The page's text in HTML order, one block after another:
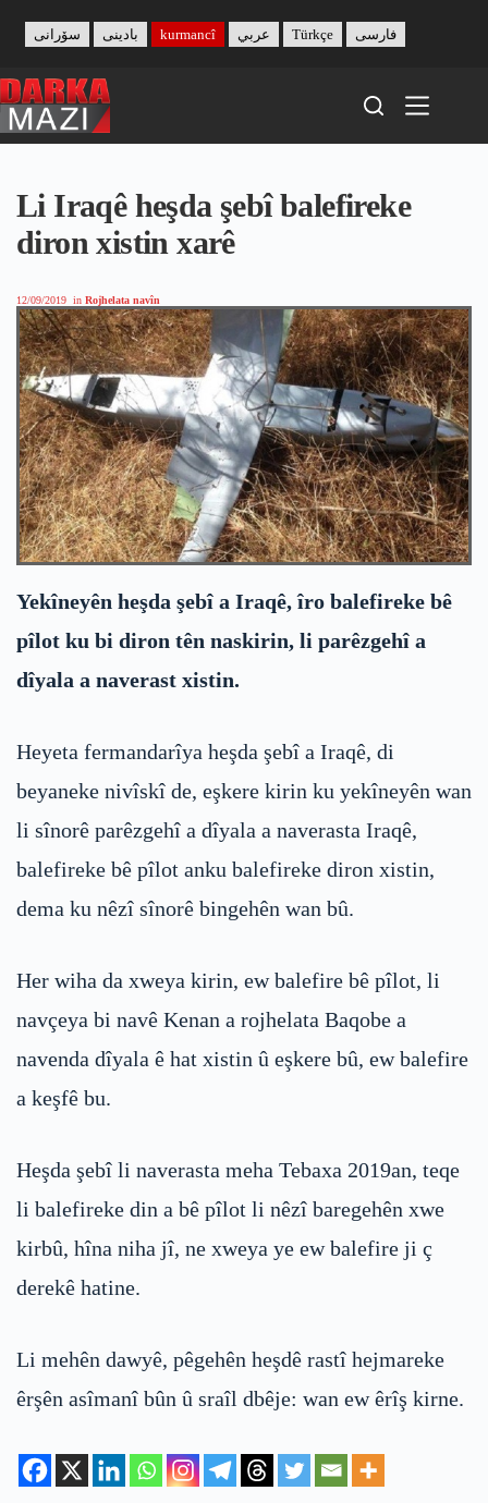
content
بادینی سۆرانی kurmancî عربي Türkçe فارسی
Li Iraqê heşda şebî balefireke
diron xistin xarê
12/09/2019 in Rojhelata navîn
Yekîneyên heşda şebî a Iraqê, îro balefireke bê
pîlot ku bi diron tên naskirin, li parêzgehî a
dîyala a naverast xistin.
Heyeta fermandarîya heşda şebî a Iraqê, di
beyaneke nivîskî de, eşkere kirin ku yekîneyên wan
li sînorê parêzgehî a dîyala a naverasta Iraqê,
balefireke bê pîlot anku balefireke diron xistin,
dema ku nêzî sînorê bingehên wan bû.
Her wiha da xweya kirin, ew balefire bê pîlot, li
navçeya bi navê Kenan a rojhelata Baqobe a
navenda dîyala ê hat xistin û eşkere bû, ew balefire
a keşfê bu.
Heşda şebî li naverasta meha Tebaxa 2019an, teqe
li balefireke din a bê pîlot li nêzî baregehên xwe
kirbû, hîna niha jî, ne xweya ye ew balefire ji ç
derekê hatine.
Li mehên dawyê, pêgehên heşdê rastî hejmareke
êrşên asîmanî bûn û sraîl dbêje: wan ew êrîş kirne.